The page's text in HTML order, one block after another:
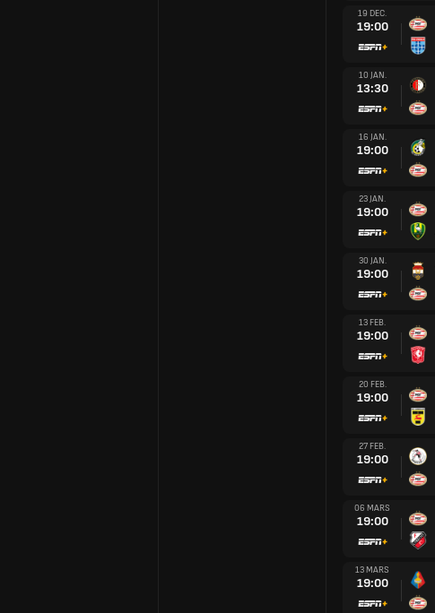
19 DEC.
19:00
10 JAN.
13:30
16 JAN.
19:00
23 JAN.
19:00
30 JAN.
19:00
13 FEB.
19:00
20 FEB.
19:00
27 FEB.
19:00
06 MARS
19:00
13 MARS
19:00